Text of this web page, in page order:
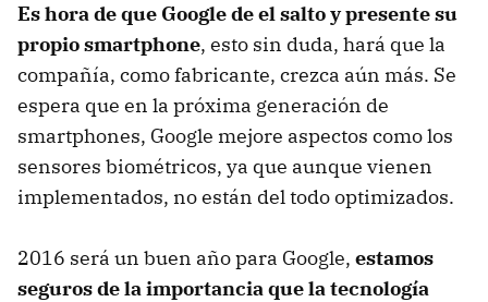
Es hora de que Google de el salto y presente su
propio smartphone, esto sin duda, hará que la
compañía, como fabricante, crezca aún más. Se
espera que en la próxima generación de
smartphones, Google mejore aspectos como los
sensores biométricos, ya que aunque vienen
implementados, no están del todo optimizados.
2016 será un buen año para Google, estamos
seguros de la importancia que la tecnología